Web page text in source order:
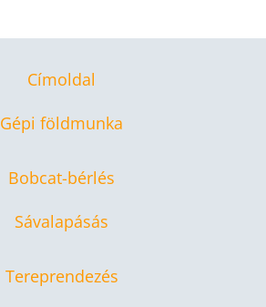
Címoldal
Gépi földmunka
Bobcat-bérlés
Sávalapásás
Tereprendezés